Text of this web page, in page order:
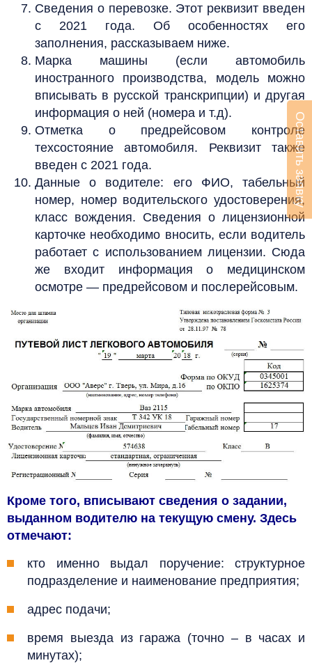
Сведения о перевозке. Этот реквизит введен
с 2021 года. Об особенностях его
заполнения, рассказываем ниже.
Марка машины (если автомобиль
иностранного производства, модель можно
вписывать в русской транскрипции) и другая
информация о ней (номера и т.д).
Отметка о предрейсовом контроле
техсостояние автомобиля. Реквизит также
введен с 2021 года.
Данные о водителе: его ФИО, табельный
номер, номер водительского удостоверения,
класс вождения. Сведения о лицензионной
карточке необходимо вносить, если водитель
работает с использованием лицензии. Сюда
же входит информация о медицинском
осмотре — предрейсовом и послерейсовым.
Кроме того, вписывают сведения о задании,
выданном водителю на текущую смену. Здесь
отмечают:
кто именно выдал поручение: структурное
подразделение и наименование предприятия;
адрес подачи;
время выезда из гаража (точно – в часах и
минутах);
Оставить заявку